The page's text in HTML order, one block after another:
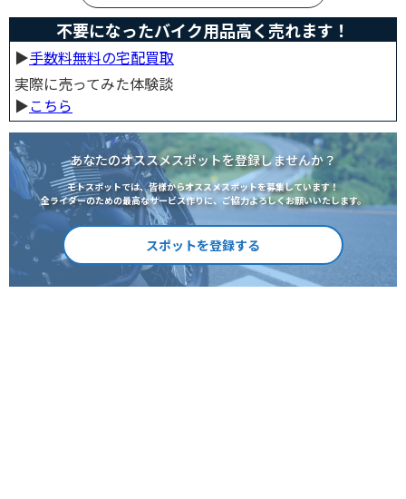
不要になったバイク用品高く売れます！
▶︎手数料無料の宅配買取
実際に売ってみた体験談
▶︎こちら
あなたのオススメスポットを登録しませんか？
モトスポットでは、皆様からオススメスポットを募集しています！
全ライダーのための最高なサービス作りに、ご協力よろしくお願いいたします。
スポットを登録する